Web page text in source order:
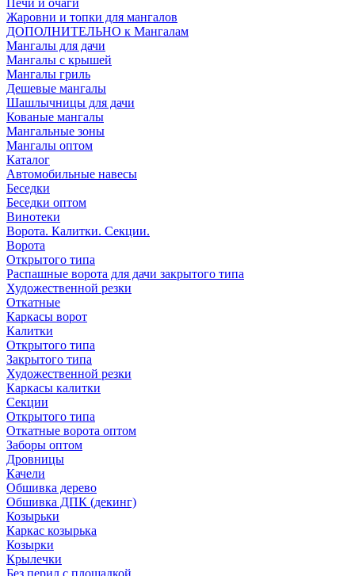
Печи и очаги
Жаровни и топки для мангалов
ДОПОЛНИТЕЛЬНО к Мангалам
Мангалы для дачи
Мангалы с крышей
Мангалы гриль
Дешевые мангалы
Шашлычницы для дачи
Кованые мангалы
Мангальные зоны
Мангалы оптом
Каталог
Автомобильные навесы
Беседки
Беседки оптом
Винотеки
Ворота. Калитки. Секции.
Ворота
Открытого типа
Распашные ворота для дачи закрытого типа
Художественной резки
Откатные
Каркасы ворот
Калитки
Открытого типа
Закрытого типа
Художественной резки
Каркасы калитки
Секции
Открытого типа
Откатные ворота оптом
Заборы оптом
Дровницы
Качели
Обшивка дерево
Обшивка ДПК (декинг)
Козырьки
Каркас козырька
Козырки
Крылечки
Без перил с площадкой